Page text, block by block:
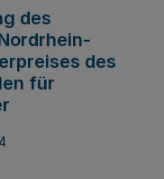
des
des
für